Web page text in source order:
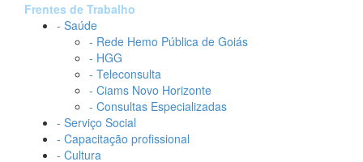
Frentes de Trabalho
- Saúde
- Rede Hemo Pública de Goiás
- HGG
- Teleconsulta
- Ciams Novo Horizonte
- Consultas Especializadas
- Serviço Social
- Capacitação profissional
- Cultura